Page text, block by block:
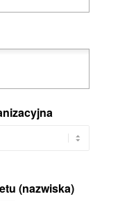
(nazwiska)